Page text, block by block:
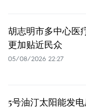
胡志明市多中心医
更加贴近民众
05/08/2026 22:27
5号油汀太阳能发